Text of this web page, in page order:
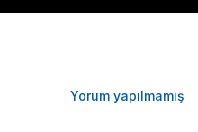
Yorum yapılmamış